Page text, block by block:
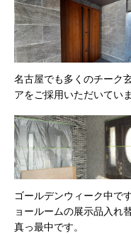
名古屋でも多くのチーク
アをご採用いただいていま
ゴールデンウィーク中で
ョールームの展示品入れ
真っ最中です。